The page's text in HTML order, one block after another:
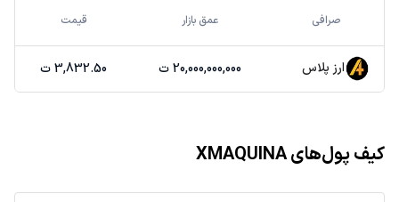
صرافی عمق بازار قیمت
ارز پلاس 20,000,000,000 ت 3,832.50 ت
کیف پول‌های XMAQUINA